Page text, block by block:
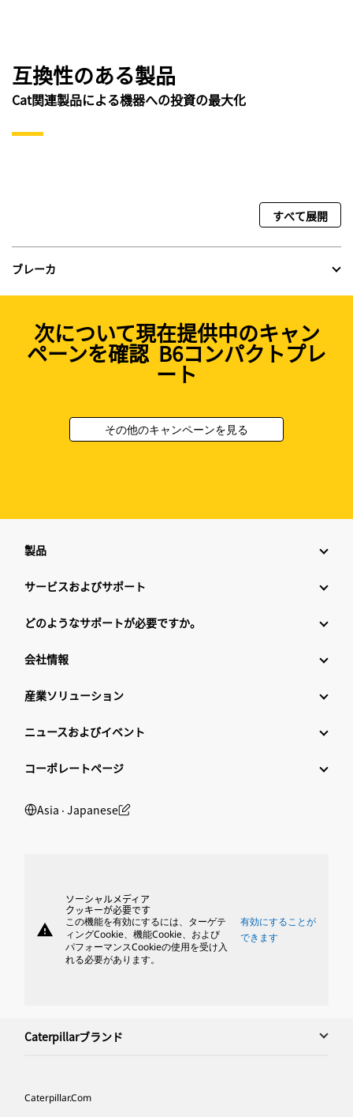
互換性のある製品
Cat関連製品による機器への投資の最大化
すべて展開
ブレーカ
次について現在提供中のキャン
ペーンを確認 B6コンパクトプレ
ート
その他のキャンペーンを見る
製品
サービスおよびサポート
どのようなサポートが必要ですか。
会社情報
産業ソリューション
ニュースおよびイベント
コーポレートページ
Asia ‧ Japanese
warning
ソーシャルメディア
クッキーが必要です
この機能を有効にするには、ターゲテ
ィングCookie、機能Cookie、および
パフォーマンスCookieの使用を受け入
れる必要があります。
有効にすることが
できます
Caterpillarブランド
Caterpillar.com